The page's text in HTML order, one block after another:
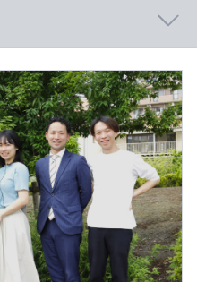
。こうした変化に対応し、
題の解決に取り組み、
とを目指しております。ま
入れ、未来の技術革新を担
。
常にキャッチアップできる
めています。加えて、月に
ニアとともに取り組むハ
践的に学ぶ機会を提供して
度を導入し、若手エンジニ
開発に取り組める環境を整
規定により決定いたしま
るものではありません）